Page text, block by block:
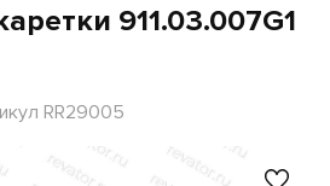
911.03.007G1
RR29005